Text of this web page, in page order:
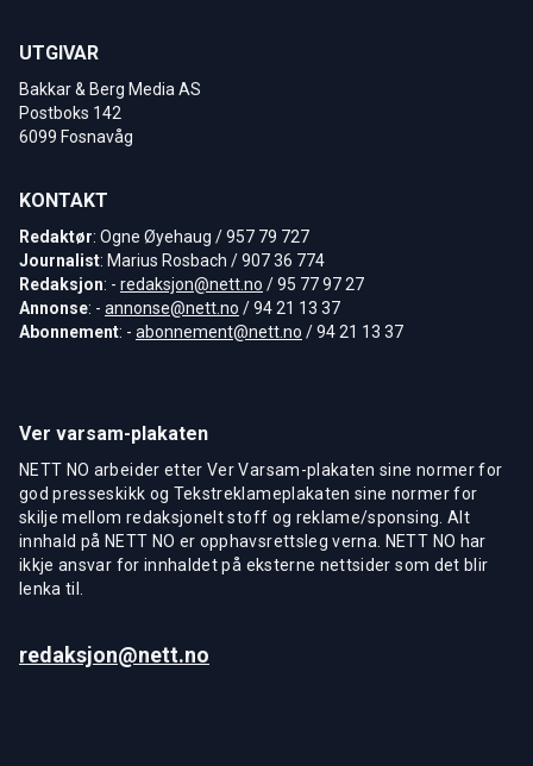
UTGIVAR
Bakkar & Berg Media AS
Postboks 142
6099 Fosnavåg
KONTAKT
Redaktør: Ogne Øyehaug / 957 79 727
Journalist: Marius Rosbach / 907 36 774
Redaksjon: - redaksjon@nett.no / 95 77 97 27
Annonse: - annonse@nett.no / 94 21 13 37
Abonnement: - abonnement@nett.no / 94 21 13 37
Ver varsam-plakaten
NETT NO arbeider etter Ver Varsam-plakaten sine normer for
god presseskikk og Tekstreklameplakaten sine normer for
skilje mellom redaksjonelt stoff og reklame/sponsing. Alt
innhald på NETT NO er opphavsrettsleg verna. NETT NO har
ikkje ansvar for innhaldet på eksterne nettsider som det blir
lenka til.
redaksjon@nett.no